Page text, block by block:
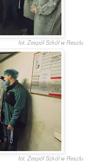
fot. Zespół Szkół w Reszlu
fot. Zespół Szkół w Reszlu